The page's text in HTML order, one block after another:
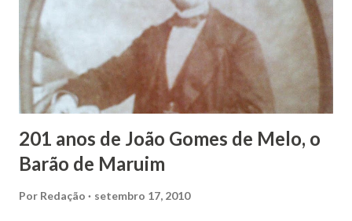
panificação. “Ao contrário de muitos, que renegam suas
raízes e procuram obscurecer seu passado, orgulhava-se
em defender o pão como garçon, tendo incontáveis vezes
que trabalhar copiosamente fora de seu horário normal em
trocas de gorjetas que c...
201 anos de João Gomes de Melo, o
Barão de Maruim
Por Redação setembro 17, 2010